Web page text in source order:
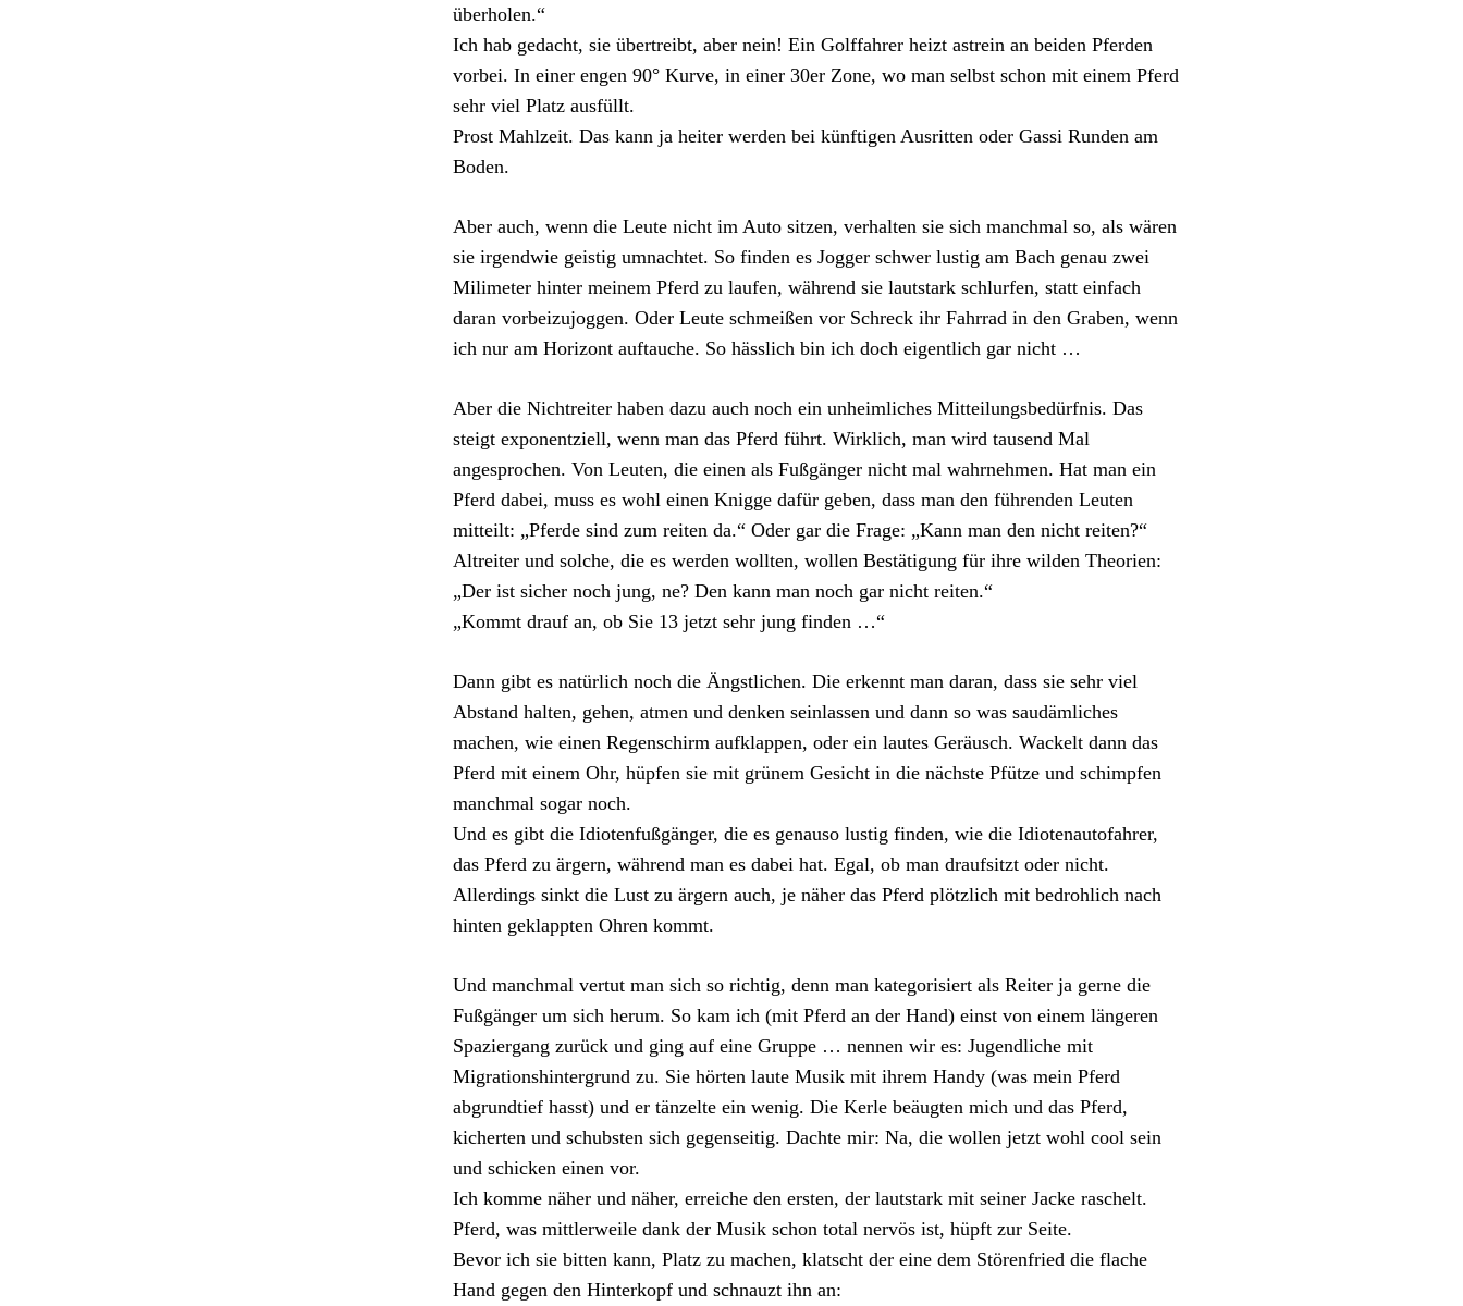
überholen.“
Ich hab gedacht, sie übertreibt, aber nein! Ein Golffahrer heizt astrein an beiden Pferden
vorbei. In einer engen 90° Kurve, in einer 30er Zone, wo man selbst schon mit einem Pferd
sehr viel Platz ausfüllt.
Prost Mahlzeit. Das kann ja heiter werden bei künftigen Ausritten oder Gassi Runden am
Boden.
Aber auch, wenn die Leute nicht im Auto sitzen, verhalten sie sich manchmal so, als wären
sie irgendwie geistig umnachtet. So finden es Jogger schwer lustig am Bach genau zwei
Milimeter hinter meinem Pferd zu laufen, während sie lautstark schlurfen, statt einfach
daran vorbeizujoggen. Oder Leute schmeißen vor Schreck ihr Fahrrad in den Graben, wenn
ich nur am Horizont auftauche. So hässlich bin ich doch eigentlich gar nicht …
Aber die Nichtreiter haben dazu auch noch ein unheimliches Mitteilungsbedürfnis. Das
steigt exponentziell, wenn man das Pferd führt. Wirklich, man wird tausend Mal
angesprochen. Von Leuten, die einen als Fußgänger nicht mal wahrnehmen. Hat man ein
Pferd dabei, muss es wohl einen Knigge dafür geben, dass man den führenden Leuten
mitteilt: „Pferde sind zum reiten da.“ Oder gar die Frage: „Kann man den nicht reiten?“
Altreiter und solche, die es werden wollten, wollen Bestätigung für ihre wilden Theorien:
„Der ist sicher noch jung, ne? Den kann man noch gar nicht reiten.“
„Kommt drauf an, ob Sie 13 jetzt sehr jung finden …“
Dann gibt es natürlich noch die Ängstlichen. Die erkennt man daran, dass sie sehr viel
Abstand halten, gehen, atmen und denken seinlassen und dann so was saudämliches
machen, wie einen Regenschirm aufklappen, oder ein lautes Geräusch. Wackelt dann das
Pferd mit einem Ohr, hüpfen sie mit grünem Gesicht in die nächste Pfütze und schimpfen
manchmal sogar noch.
Und es gibt die Idiotenfußgänger, die es genauso lustig finden, wie die Idiotenautofahrer,
das Pferd zu ärgern, während man es dabei hat. Egal, ob man draufsitzt oder nicht.
Allerdings sinkt die Lust zu ärgern auch, je näher das Pferd plötzlich mit bedrohlich nach
hinten geklappten Ohren kommt.
Und manchmal vertut man sich so richtig, denn man kategorisiert als Reiter ja gerne die
Fußgänger um sich herum. So kam ich (mit Pferd an der Hand) einst von einem längeren
Spaziergang zurück und ging auf eine Gruppe … nennen wir es: Jugendliche mit
Migrationshintergrund zu. Sie hörten laute Musik mit ihrem Handy (was mein Pferd
abgrundtief hasst) und er tänzelte ein wenig. Die Kerle beäugten mich und das Pferd,
kicherten und schubsten sich gegenseitig. Dachte mir: Na, die wollen jetzt wohl cool sein
und schicken einen vor.
Ich komme näher und näher, erreiche den ersten, der lautstark mit seiner Jacke raschelt.
Pferd, was mittlerweile dank der Musik schon total nervös ist, hüpft zur Seite.
Bevor ich sie bitten kann, Platz zu machen, klatscht der eine dem Störenfried die flache
Hand gegen den Hinterkopf und schnauzt ihn an: